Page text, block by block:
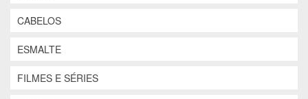
CABELOS
ESMALTE
FILMES E SÉRIES